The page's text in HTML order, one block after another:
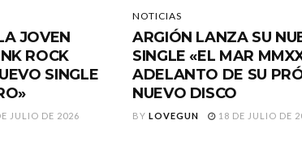
JOVEN
ROCK
SINGLE
JULIO DE 2026
NOTICIAS
ARGIÓN LANZA SU
SINGLE «EL MAR
ADELANTO DE SU
NUEVO DISCO
BY LOVEGUN 18 DE JULIO DE